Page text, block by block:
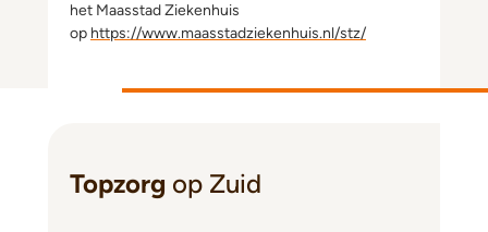
het Maasstad Ziekenhuis
op https://www.maasstadziekenhuis.nl/stz/
Topzorg op Zuid